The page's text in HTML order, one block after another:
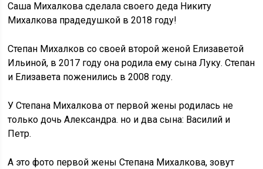
Саша Михалкова сделала своего деда Никиту
Михалкова прадедушкой в 2018 году!
Степан Михалков со своей второй женой Елизаветой
Ильиной, в 2017 году она родила ему сына Луку. Степан
и Елизавета поженились в 2008 году.
У Степана Михалкова от первой жены родилась не
только дочь Александра. но и два сына: Василий и
Петр.
А это фото первой жены Степана Михалкова, зовут